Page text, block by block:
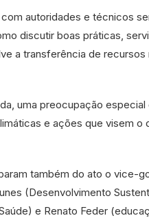
autoridades e técnicos
discutir boas práticas,
a transferência de
uma preocupação especial
e ações que visem
também do ato o vice-
(Desenvolvimento
e Renato Feder